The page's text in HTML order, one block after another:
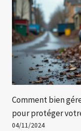
Comment bien
pour protéger
04/11/2024